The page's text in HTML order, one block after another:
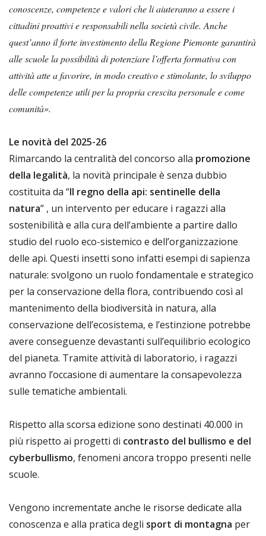
conoscenze, competenze e valori che li aiuteranno a essere i
cittadini proattivi e responsabili nella società civile. Anche
quest’anno il forte investimento della Regione Piemonte garantirà
alle scuole la possibilità di potenziare l’offerta formativa con
attività atte a favorire, in modo creativo e stimolante, lo sviluppo
delle competenze utili per la propria crescita personale e come
comunità».
Le novità del 2025-26
Rimarcando la centralità del concorso alla promozione
della legalità, la novità principale è senza dubbio
costituita da “Il regno della api: sentinelle della
natura” , un intervento per educare i ragazzi alla
sostenibilità e alla cura dell’ambiente a partire dallo
studio del ruolo eco-sistemico e dell’organizzazione
delle api. Questi insetti sono infatti esempi di sapienza
naturale: svolgono un ruolo fondamentale e strategico
per la conservazione della flora, contribuendo così al
mantenimento della biodiversità in natura, alla
conservazione dell’ecosistema, e l’estinzione potrebbe
avere conseguenze devastanti sull’equilibrio ecologico
del pianeta. Tramite attività di laboratorio, i ragazzi
avranno l’occasione di aumentare la consapevolezza
sulle tematiche ambientali.
Rispetto alla scorsa edizione sono destinati 40.000 in
più rispetto ai progetti di contrasto del bullismo e del
cyberbullismo, fenomeni ancora troppo presenti nelle
scuole.
Vengono incrementate anche le risorse dedicate alla
conoscenza e alla pratica degli sport di montagna per